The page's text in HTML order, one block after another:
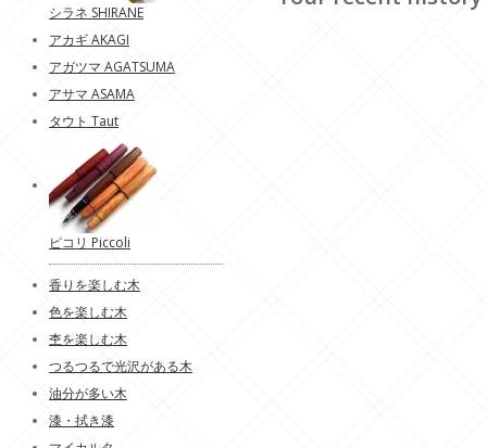
シラネ SHIRANE
アカギ AKAGI
アガツマ AGATSUMA
アサマ ASAMA
タウト Taut
ピコリ Piccoli
香りを楽しむ木
色を楽しむ木
杢を楽しむ木
つるつるで光沢がある木
油分が多い木
漆・拭き漆